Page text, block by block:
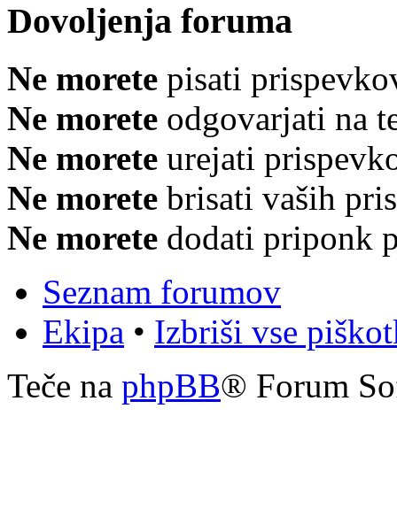
Dovoljenja foruma
Ne morete pisati
Ne morete odgovarjati na
Ne morete urejati
Ne morete brisati vaših
Ne morete dodati priponk
Seznam forumov
Ekipa • Izbriši vse
Teče na phpBB® Forum